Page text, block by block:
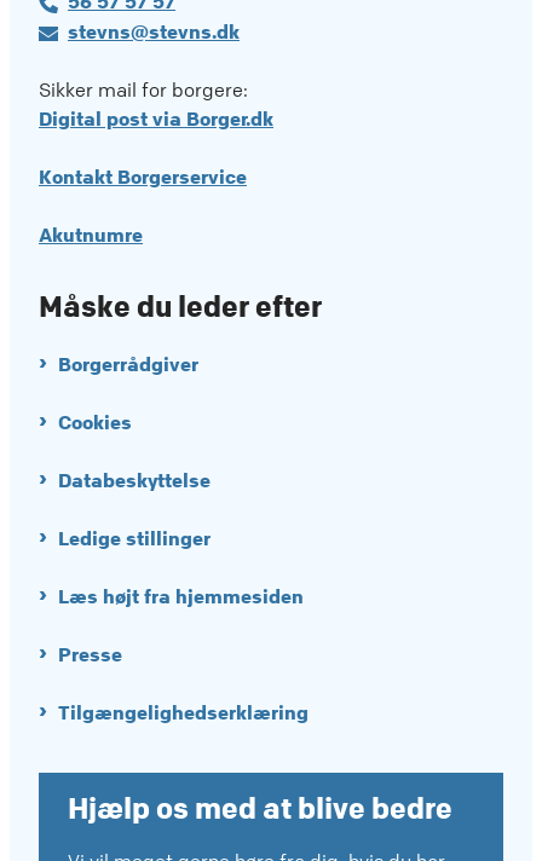
stevns@stevns.dk
Sikker mail for borgere:
Digital post via Borger.dk
Kontakt Borgerservice
Akutnumre
Måske du leder efter
Borgerrådgiver
Cookies
Databeskyttelse
Ledige stillinger
Læs højt fra hjemmesiden
Presse
Tilgængelighedserklæring
Hjælp os med at blive bedre